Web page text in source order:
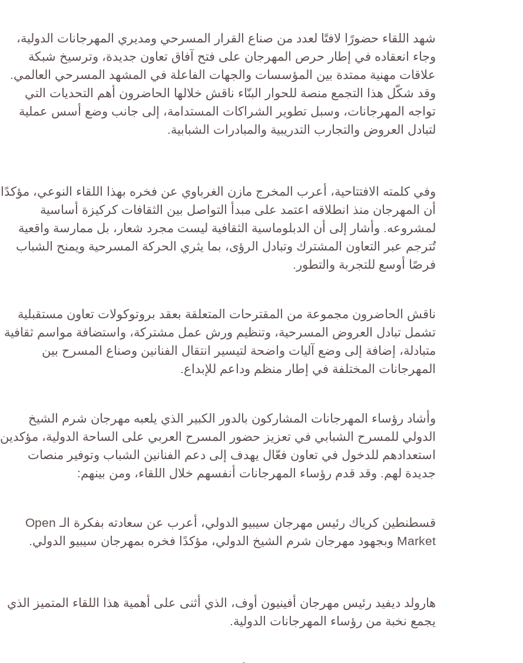
شهد اللقاء حضورًا لافتًا لعدد من صناع القرار المسرحي ومديري المهرجانات الدولية،
وجاء انعقاده في إطار حرص المهرجان على فتح آفاق تعاون جديدة، وترسيخ شبكة
علاقات مهنية ممتدة بين المؤسسات والجهات الفاعلة في المشهد المسرحي العالمي.
وقد شكّل هذا التجمع منصة للحوار البنّاء ناقش خلالها الحاضرون أهم التحديات التي
تواجه المهرجانات، وسبل تطوير الشراكات المستدامة، إلى جانب وضع أسس عملية
لتبادل العروض والتجارب التدريبية والمبادرات الشبابية.
وفي كلمته الافتتاحية، أعرب المخرج مازن الغرباوي عن فخره بهذا اللقاء النوعي، مؤكدًا
أن المهرجان منذ انطلاقه اعتمد على مبدأ التواصل بين الثقافات كركيزة أساسية
لمشروعه. وأشار إلى أن الدبلوماسية الثقافية ليست مجرد شعار، بل ممارسة واقعية
تُترجم عبر التعاون المشترك وتبادل الرؤى، بما يثري الحركة المسرحية ويمنح الشباب
فرصًا أوسع للتجربة والتطور.
ناقش الحاضرون مجموعة من المقترحات المتعلقة بعقد بروتوكولات تعاون مستقبلية
تشمل تبادل العروض المسرحية، وتنظيم ورش عمل مشتركة، واستضافة مواسم ثقافية
متبادلة، إضافة إلى وضع آليات واضحة لتيسير انتقال الفنانين وصناع المسرح بين
المهرجانات المختلفة في إطار منظم وداعم للإبداع.
وأشاد رؤساء المهرجانات المشاركون بالدور الكبير الذي يلعبه مهرجان شرم الشيخ
الدولي للمسرح الشبابي في تعزيز حضور المسرح العربي على الساحة الدولية، مؤكدين
استعدادهم للدخول في تعاون فعّال يهدف إلى دعم الفنانين الشباب وتوفير منصات
جديدة لهم. وقد قدم رؤساء المهرجانات أنفسهم خلال اللقاء، ومن بينهم:
قسطنطين كرياك رئيس مهرجان سيبيو الدولي، أعرب عن سعادته بفكرة الـ Open
Market وبجهود مهرجان شرم الشيخ الدولي، مؤكدًا فخره بمهرجان سيبيو الدولي.
هارولد ديفيد رئيس مهرجان أفينيون أوف، الذي أثنى على أهمية هذا اللقاء المتميز الذي
يجمع نخبة من رؤساء المهرجانات الدولية.